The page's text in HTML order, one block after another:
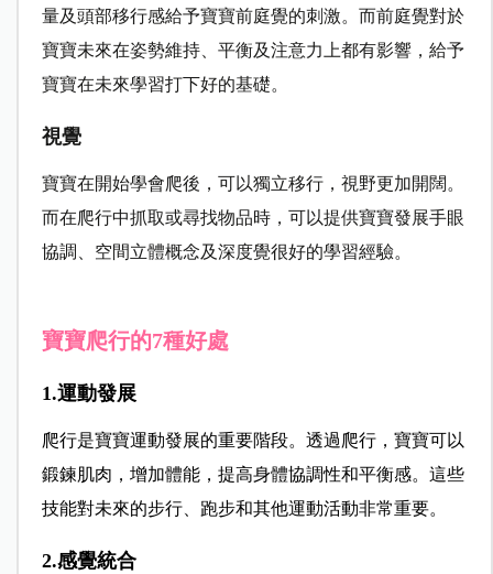
量及頭部移行感給予寶寶前庭覺的刺激。而前庭覺對於
寶寶未來在姿勢維持、平衡及注意力上都有影響，給予
寶寶在未來學習打下好的基礎。
視覺
寶寶在開始學會爬後，可以獨立移行，視野更加開闊。
而在爬行中抓取或尋找物品時，可以提供寶寶發展手眼
協調、空間立體概念及深度覺很好的學習經驗。
寶寶爬行的7種好處
1.運動發展
爬行是寶寶運動發展的重要階段。透過爬行，寶寶可以
鍛鍊肌肉，增加體能，提高身體協調性和平衡感。這些
技能對未來的步行、跑步和其他運動活動非常重要。
2.感覺統合